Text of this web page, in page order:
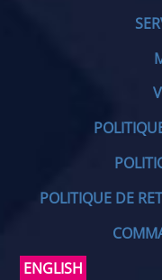
POLITIQUE DE
ENGLISH